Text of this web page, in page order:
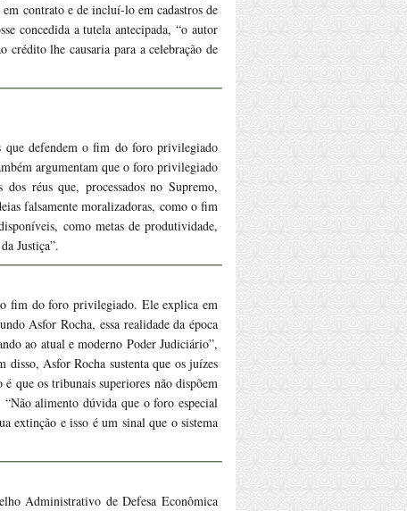
contrato e de incluí-lo em cadastros de
concedida a tutela antecipada, “o autor
crédito lhe causaria para a celebração de
defendem o fim do foro privilegiado
argumentam que o foro privilegiado
réus que, processados no Supremo,
falsamente moralizadoras, como o fim
como metas de produtividade,
Justiça”.
fim do foro privilegiado. Ele explica em
Asfor Rocha, essa realidade da época
ao atual e moderno Poder Judiciário”,
Asfor Rocha sustenta que os juízes
que os tribunais superiores não dispõem
alimento dúvida que o foro especial
extinção e isso é um sinal que o sistema
Administrativo de Defesa Econômica